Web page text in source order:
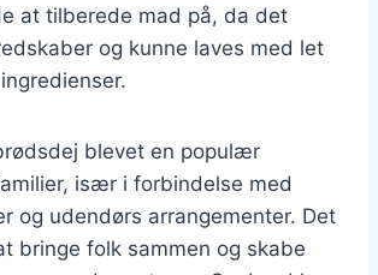
at tilberede mad på, da det
og kunne laves med let
blevet en populær
især i forbindelse med
og udendørs arrangementer. Det
bringe folk sammen og skabe